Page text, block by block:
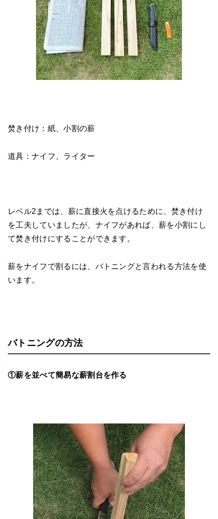
焚き付け：紙、小割の薪
道具：ナイフ、ライター
レベル2までは、薪に直接火を点けるために、焚き付け
を工夫していましたが、ナイフがあれば、薪を小割にし
て焚き付けにすることができます。
薪をナイフで割るには、バトニングと言われる方法を使
います。
バトニングの方法
①薪を並べて簡易な薪割台を作る